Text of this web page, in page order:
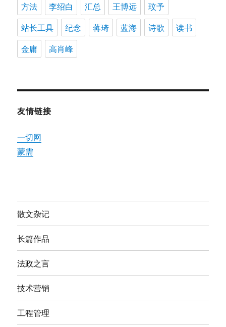
方法
李绍白 汇总 王博远
玟予
站长工具
纪念 蒋琦 蓝海 诗歌
读书
金庸
高肖峰
友情链接
一切网
蒙需
散文杂记
长篇作品
法政之言
技术营销
工程管理